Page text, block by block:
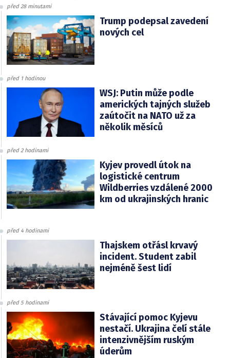
před 28 minutami
Trump podepsal zavedení
nových cel
před 1 hodinou
WSJ: Putin může podle
amerických tajných služeb
zaútočit na NATO už za
několik měsíců
před 2 hodinami
Kyjev provedl útok na
logistické centrum
Wildberries vzdálené 2000
km od ukrajinských hranic
před 4 hodinami
Thajskem otřásl krvavý
incident. Student zabil
nejméně šest lidí
před 5 hodinami
Stávající pomoc Kyjevu
nestačí. Ukrajina čelí stále
intenzivnějším ruským
úderům